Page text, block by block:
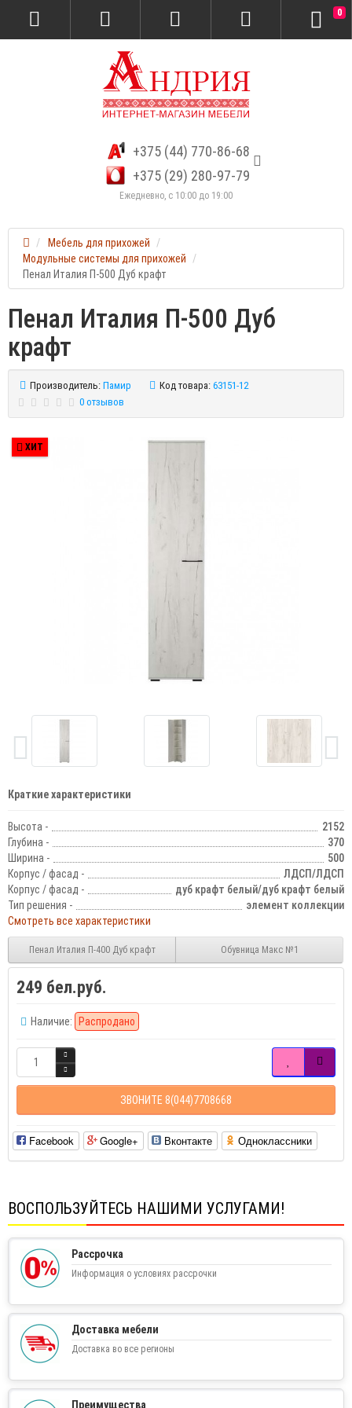
+375 (44) 770-86-68
+375 (29) 280-97-79
Ежедневно, с 10:00 до 19:00
0
Мебель для прихожей
Модульные системы для прихожей
Пенал Италия П-500 Дуб крафт
Пенал Италия П-500 Дуб
крафт
Производитель: Памир Код товара: 63151-12
0 отзывов
ХИТ
Краткие характеристики
Высота -
2152
Глубина -
370
Ширина -
500
Корпус / фасад -
ЛДСП/ЛДСП
Корпус / фасад -
дуб крафт белый/дуб крафт белый
Тип решения -
элемент коллекции
Смотреть все характеристики
Пенал Италия П-400 Дуб крафт Обувница Макс №1
249 бел.руб.
Наличие: Распродано
ЗВОНИТЕ 8(044)7708668
Facebook Google+ Вконтакте Одноклассники
ВОСПОЛЬЗУЙТЕСЬ НАШИМИ УСЛУГАМИ!
Рассрочка
Информация о условиях рассрочки
Доставка мебели
Доставка во все регионы
Преимущества